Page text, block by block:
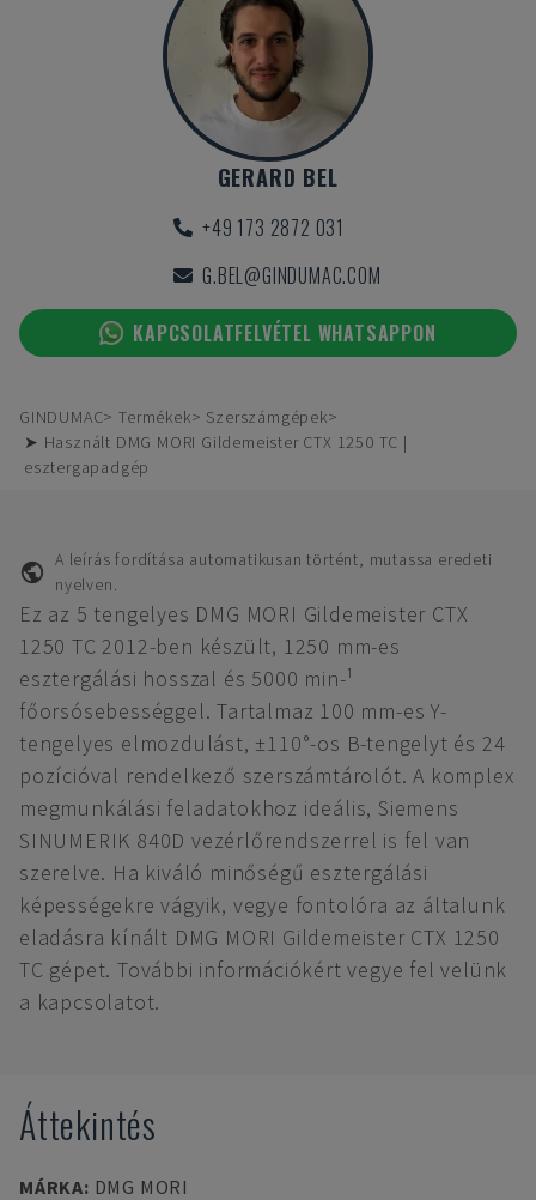
GERARD BEL
+49 173 2872 031
G.BEL@GINDUMAC.COM
KAPCSOLATFELVÉTEL WHATSAPPON
GINDUMAC Termékek
Szerszámgépek
➤ Használt DMG MORI Gildemeister CTX 1250 TC |
esztergapadgép
A leírás fordítása automatikusan történt, mutassa eredeti
nyelven.
Ez az 5 tengelyes DMG MORI Gildemeister CTX
1250 TC 2012-ben készült, 1250 mm-es
esztergálási hosszal és 5000 min-¹
főorsósebességgel. Tartalmaz 100 mm-es Y-
tengelyes elmozdulást, ±110°-os B-tengelyt és 24
pozícióval rendelkező szerszámtárolót. A komplex
megmunkálási feladatokhoz ideális, Siemens
SINUMERIK 840D vezérlőrendszerrel is fel van
szerelve. Ha kiváló minőségű esztergálási
képességekre vágyik, vegye fontolóra az általunk
eladásra kínált DMG MORI Gildemeister CTX 1250
TC gépet. További információkért vegye fel velünk
a kapcsolatot.
Áttekintés
MÁRKA: DMG MORI